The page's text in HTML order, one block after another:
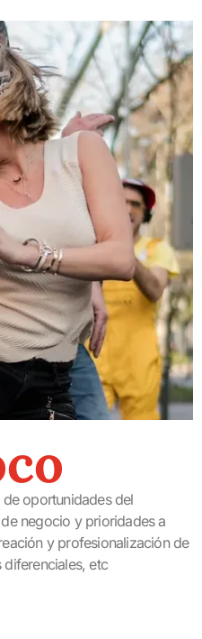
oportunidades del
negocio y prioridades a
y profesionalización de
diferenciales, etc